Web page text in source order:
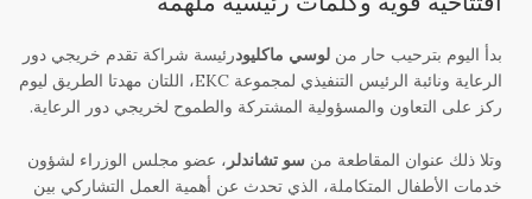
بدأ اليوم بترحيب حار من لوسي ماكليودرئيسة شراكة تقدم خريجي دور
الرعاية ونائبة الرئيس التنفيذي لمجموعة EKC، اللتان مهدتا الطريق ليوم
ركز على التعاون والمسؤولية المشتركة والطموح لخريجي دور الرعاية.
وتلا ذلك عنوان المقاطعة من سو تشاندلر ، عضو مجلس الوزراء لشؤون
خدمات الأطفال المتكاملة، الذي تحدث عن أهمية العمل التشاركي بين